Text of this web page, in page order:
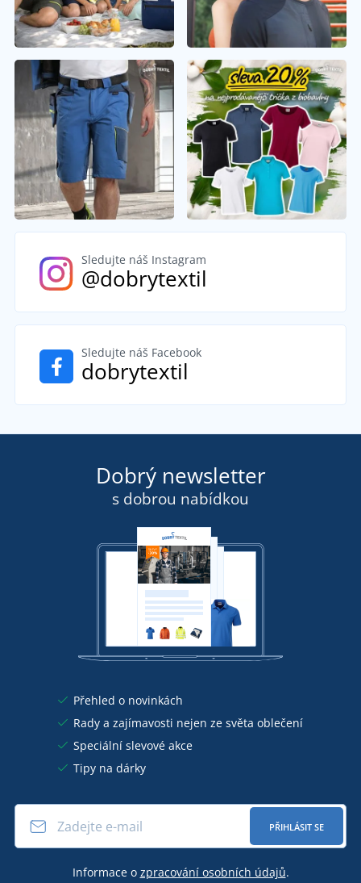
Sledujte náš Instagram
@dobrytextil
Sledujte náš Facebook
dobrytextil
Dobrý newsletter
s dobrou nabídkou
Přehled o novinkách
Rady a zajímavosti nejen ze světa oblečení
Speciální slevové akce
Tipy na dárky
PŘIHLÁSIT SE
Informace o zpracování osobních údajů.